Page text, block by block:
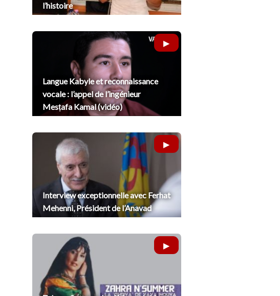
l’histoire
Langue Kabyle et reconnaissance
vocale : l’appel de l’ingénieur
Mesṭafa Kamal (vidéo)
Interview exceptionnelle avec Ferhat
Mehenni, Président de l’Anavad